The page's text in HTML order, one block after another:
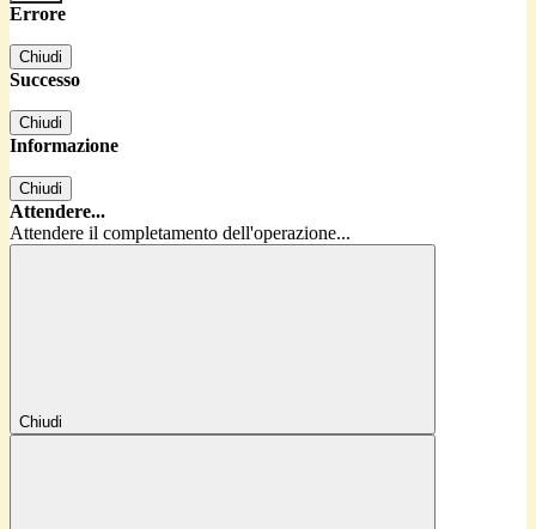
Errore
Chiudi
Successo
Chiudi
Informazione
Chiudi
Attendere...
Attendere il completamento dell'operazione...
Chiudi